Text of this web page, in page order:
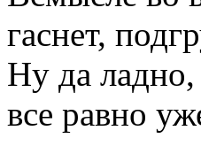
гаснет,
Ну да ладно,
все равно